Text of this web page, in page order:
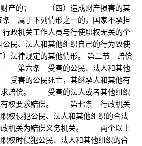
财产的； （四）造成财产损害的其
属于下列情形之一的，国家不承担
机关工作人员与行使职权无关的个
、法人和其他组织自己的行为致使
律规定的其他情形。 第二节 赔偿
第六条 受害的公民、法人和其他
害的公民死亡，其继承人和其他有
求赔偿。 受害的法人或者其他组织
有权要求赔偿。 第七条 行政机关
权侵犯公民、法人和其他组织的合法
政机关为赔偿义务机关。 两个以上
权时侵犯公民、法人和其他组织的合